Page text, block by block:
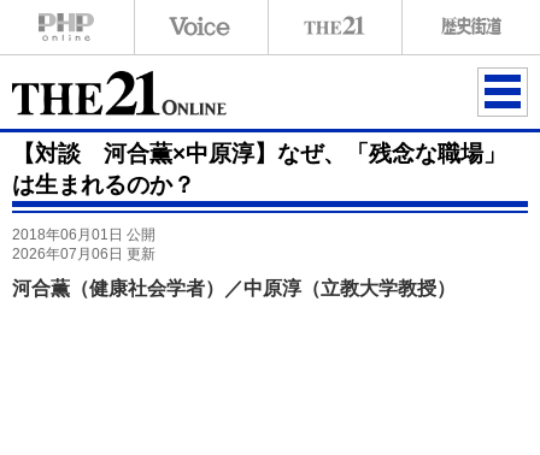
ME
NU
【対談 河合薫×中原淳】なぜ、「残念な職場」
は生まれるのか？
2018年06月01日 公開
2026年07月06日 更新
河合薫（健康社会学者）／中原淳（立教大学教授）